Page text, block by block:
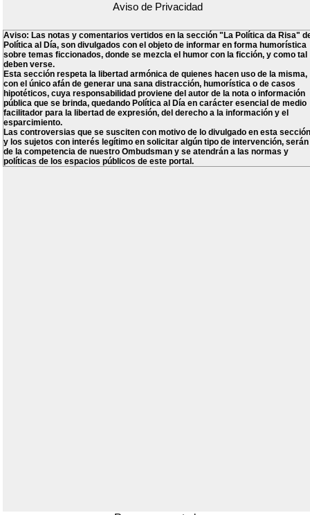
Aviso de Privacidad
Aviso: Las notas y comentarios vertidos en la sección "La Política da Risa"
Política al Día, son divulgados con el objeto de informar en forma humorística
sobre temas ficcionados, donde se mezcla el humor con la ficción, y como tal
deben verse.
Esta sección respeta la libertad armónica de quienes hacen uso de la misma,
con el único afán de generar una sana distracción, humorística o de casos
hipotéticos, cuya responsabilidad proviene del autor de la nota o información
pública que se brinda, quedando Política al Día en carácter esencial de medio
facilitador para la libertad de expresión, del derecho a la información y el
esparcimiento.
Las controversias que se susciten con motivo de lo divulgado en esta sección
y los sujetos con interés legítimo en solicitar algún tipo de intervención, serán
de la competencia de nuestro Ombudsman y se atendrán a las normas y
políticas de los espacios públicos de este portal.